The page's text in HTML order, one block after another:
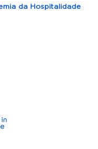
da Hospitalidade